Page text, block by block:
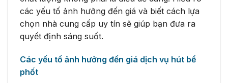
các yếu tố ảnh hưởng đến giá và biết cách lựa
chọn nhà cung cấp uy tín sẽ giúp bạn đưa ra
quyết định sáng suốt.
Các yếu tố ảnh hưởng đến giá dịch vụ hút bể
phốt